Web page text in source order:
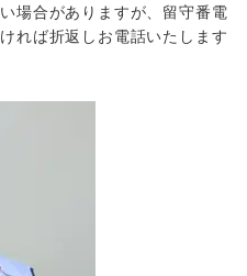
場合がありますが、留守番電
れば折返しお電話いたします